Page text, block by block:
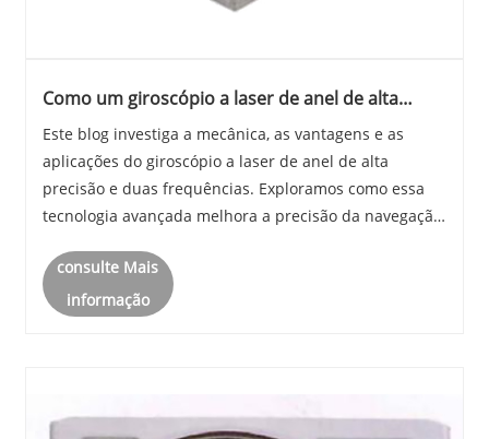
Como um giroscópio a laser de anel de alta
frequências aumenta a precisão da navegação
Este blog investiga a mecânica, as vantagens e as
aplicações do giroscópio a laser de anel de alta
precisão e duas frequências. Exploramos como essa
tecnologia avançada melhora a precisão da navegação,
frequências e as últimas tendências da JIoptics em
desi......
consulte Mais
informação